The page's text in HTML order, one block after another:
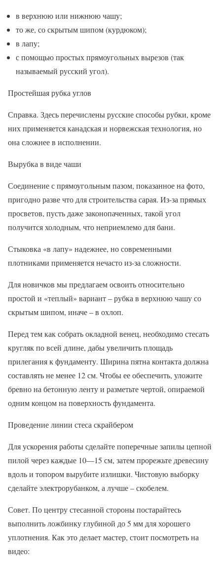
в верхнюю или нижнюю чашу;
то же, со скрытым шипом (курдюком);
в лапу;
с помощью простых прямоугольных вырезов (так
называемый русский угол).
Простейшая рубка углов
Справка. Здесь перечислены русские способы рубки, кроме
них применяется канадская и норвежская технология, но
она сложнее в исполнении.
Вырубка в виде чаши
Соединение с прямоугольным пазом, показанное на фото,
пригодно разве что для строительства сарая. Из-за прямых
просветов, пусть даже законопаченных, такой угол
получится холодным, что неприемлемо для бани.
Стыковка «в лапу» надежнее, но современными
плотниками применяется нечасто из-за сложности.
Для новичков мы предлагаем освоить относительно
простой и «теплый» вариант – рубка в верхнюю чашу со
скрытым шипом, иначе – в охлоп.
Перед тем как собрать окладной венец, необходимо стесать
кругляк по всей длине, дабы увеличить площадь
прилегания к фундаменту. Ширина пятна контакта должна
составлять не менее 12 см. Чтобы ее обеспечить, уложите
бревно на бетонную ленту и разметьте чертой, опираемой
одним концом на поверхность фундамента.
Проведение линии стеса скрайбером
Для ускорения работы сделайте поперечные запилы цепной
пилой через каждые 10—15 см, затем прорежьте древесину
вдоль и топором вырубите излишки. Чистовую выборку
сделайте электрорубанком, а лучше – скобелем.
Совет. По центру стесанной стороны постарайтесь
выполнить ложбинку глубиной до 5 мм для хорошего
уплотнения. Как это делает мастер, стоит посмотреть на
видео: